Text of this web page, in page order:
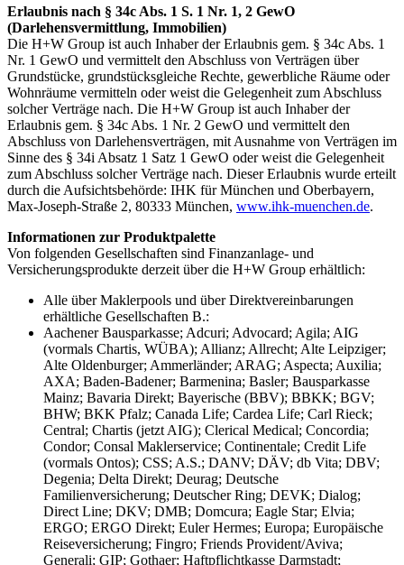
Erlaubnis nach § 34c Abs. 1 S. 1 Nr. 1, 2 GewO
(Darlehensvermittlung, Immobilien)
Die H+W Group ist auch Inhaber der Erlaubnis gem. § 34c Abs. 1
Nr. 1 GewO und vermittelt den Abschluss von Verträgen über
Grundstücke, grundstücksgleiche Rechte, gewerbliche Räume oder
Wohnräume vermitteln oder weist die Gelegenheit zum Abschluss
solcher Verträge nach. Die H+W Group ist auch Inhaber der
Erlaubnis gem. § 34c Abs. 1 Nr. 2 GewO und vermittelt den
Abschluss von Darlehensverträgen, mit Ausnahme von Verträgen im
Sinne des § 34i Absatz 1 Satz 1 GewO oder weist die Gelegenheit
zum Abschluss solcher Verträge nach. Dieser Erlaubnis wurde erteilt
durch die Aufsichtsbehörde: IHK für München und Oberbayern,
Max-Joseph-Straße 2, 80333 München, www.ihk-muenchen.de.
Informationen zur Produktpalette
Von folgenden Gesellschaften sind Finanzanlage- und
Versicherungsprodukte derzeit über die H+W Group erhältlich:
Alle über Maklerpools und über Direktvereinbarungen
erhältliche Gesellschaften B.:
Aachener Bausparkasse; Adcuri; Advocard; Agila; AIG
(vormals Chartis, WÜBA); Allianz; Allrecht; Alte Leipziger;
Alte Oldenburger; Ammerländer; ARAG; Aspecta; Auxilia;
AXA; Baden-Badener; Barmenina; Basler; Bausparkasse
Mainz; Bavaria Direkt; Bayerische (BBV); BBKK; BGV;
BHW; BKK Pfalz; Canada Life; Cardea Life; Carl Rieck;
Central; Chartis (jetzt AIG); Clerical Medical; Concordia;
Condor; Consal Maklerservice; Continentale; Credit Life
(vormals Ontos); CSS; A.S.; DANV; DÄV; db Vita; DBV;
Degenia; Delta Direkt; Deurag; Deutsche
Familienversicherung; Deutscher Ring; DEVK; Dialog;
Direct Line; DKV; DMB; Domcura; Eagle Star; Elvia;
ERGO; ERGO Direkt; Euler Hermes; Europa; Europäische
Reiseversicherung; Fingro; Friends Provident/Aviva;
Generali; GIP; Gothaer; Haftpflichtkasse Darmstadt;